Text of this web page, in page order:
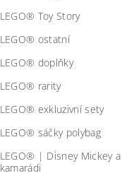
LEGO® Toy Story
LEGO® ostatní
LEGO® doplňky
LEGO® rarity
LEGO® exkluzivní sety
LEGO® sáčky polybag
LEGO® | Disney Mickey a
kamarádi